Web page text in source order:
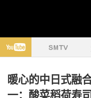
暖心的中日式融
一：酸菜稻荷寿